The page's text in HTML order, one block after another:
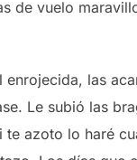
de vuelo
las
Le subió las
azoto lo haré